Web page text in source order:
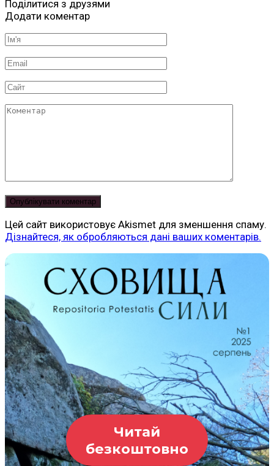
Поділитися з друзями
Додати коментар
Ім'я
Email
Сайт
Коментар
Цей сайт використовує Akismet для зменшення спаму.
Дізнайтеся, як обробляються дані ваших коментарів.
Читай
безкоштовно